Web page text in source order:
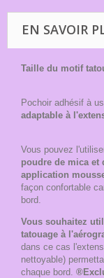
EN SAVOIR
Taille du motif
Pochoir adhésif à
adaptable à
Vous pouvez
poudre de mica et
application
façon confortable
bord.
Vous souhaitez
tatouage à
dans ce cas
nettoyable)
chaque bord.